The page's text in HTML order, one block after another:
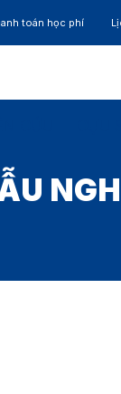
toán học phí